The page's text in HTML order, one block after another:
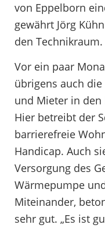
von Eppelborn
gewährt Jörg
den Technikraum.
Vor ein paar
übrigens auch
und Mieter in den
Hier betreibt der
barrierefreie
Handicap. Auch
Versorgung des
Wärmepumpe
Miteinander,
sehr gut. „Es ist